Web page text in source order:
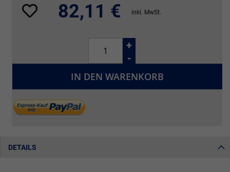
82,11 € inkl. MwSt.
+
-
IN DEN WARENKORB
DETAILS